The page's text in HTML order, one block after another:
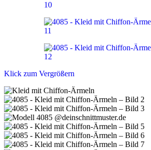
Klick zum Vergrößern